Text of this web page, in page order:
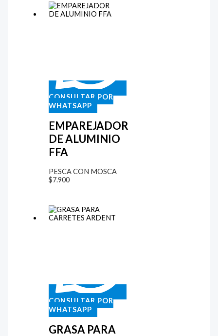
CONSULTAR POR
WHATSAPP
EMPAREJADOR
DE ALUMINIO
FFA
PESCA CON MOSCA
$7.900
CONSULTAR POR
WHATSAPP
GRASA PARA